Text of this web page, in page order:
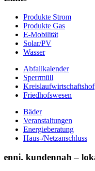
Produkte Strom
Produkte Gas
E-Mobilität
Solar/PV
Wasser
Abfallkalender
Sperrmüll
Kreislaufwirtschaftshof
Friedhofswesen
Bäder
Veranstaltungen
Energieberatung
Haus-/Netzanschluss
enni. kundennah –